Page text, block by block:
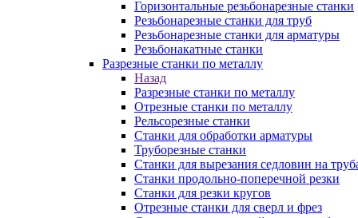
Горизонтальные резьбонарезные станки
Резьбонарезные станки для труб
Резьбонарезные станки для арматуры
Резьбонакатные станки
Разрезные станки по металлу
Назад
Разрезные станки по металлу
Отрезные станки по металлу
Рельсорезные станки
Станки для обработки арматуры
Труборезные станки
Станки для вырезания седловин на
Станки продольно-поперечной резки
Станки для резки кругов
Отрезные станки для сверл и фрез